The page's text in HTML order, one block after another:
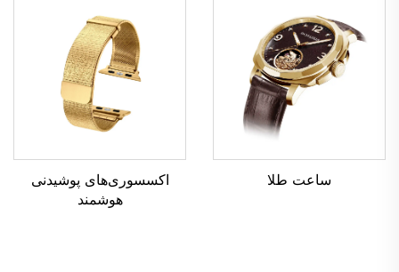
ساعت طلا
اکسسوری‌های پوشیدنی
هوشمند